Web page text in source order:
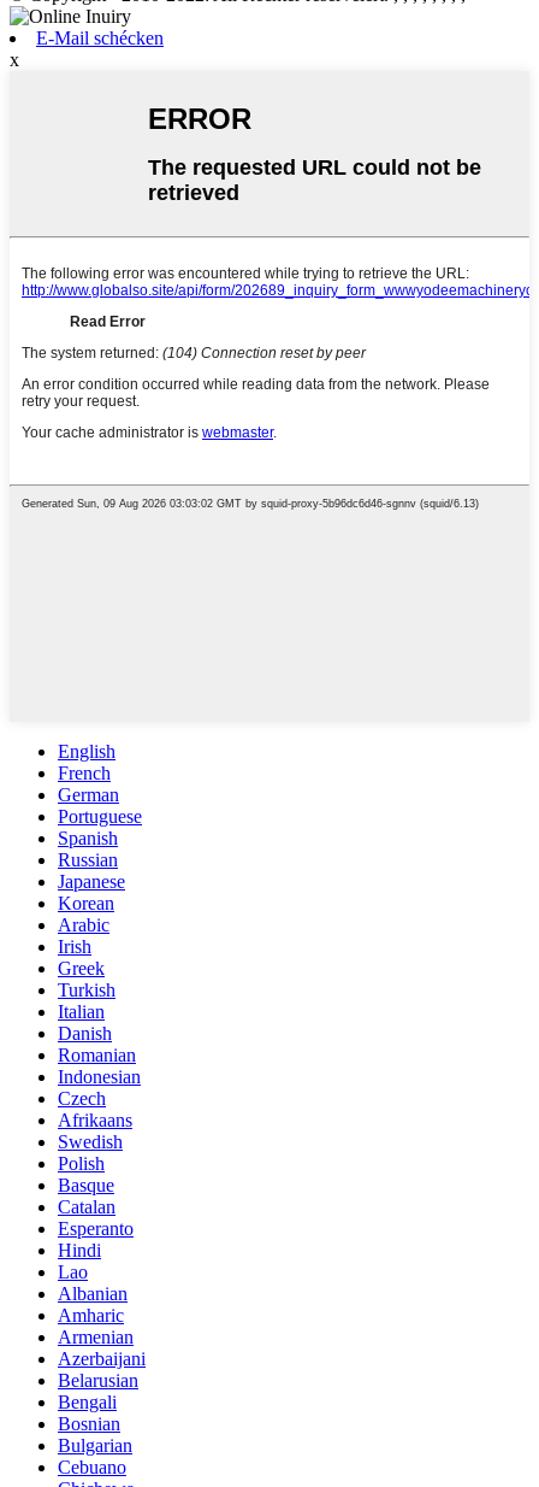
E-Mail schécken
x
English
French
German
Portuguese
Spanish
Russian
Japanese
Korean
Arabic
Irish
Greek
Turkish
Italian
Danish
Romanian
Indonesian
Czech
Afrikaans
Swedish
Polish
Basque
Catalan
Esperanto
Hindi
Lao
Albanian
Amharic
Armenian
Azerbaijani
Belarusian
Bengali
Bosnian
Bulgarian
Cebuano